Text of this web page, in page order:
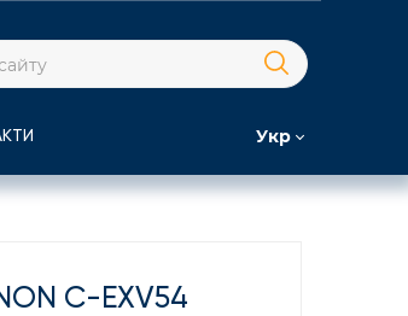
Укр
C-EXV54